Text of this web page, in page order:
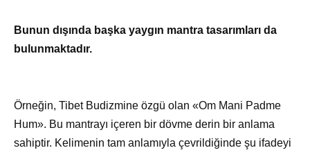
Bunun dışında başka yaygın mantra tasarımları da
bulunmaktadır.
Örneğin, Tibet Budizmine özgü olan «Om Mani Padme
Hum». Bu mantrayı içeren bir dövme derin bir anlama
sahiptir. Kelimenin tam anlamıyla çevrildiğinde şu ifadeyi